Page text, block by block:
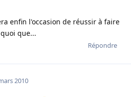
enfin l'occasion de réussir à faire
que...
Répondre
2010